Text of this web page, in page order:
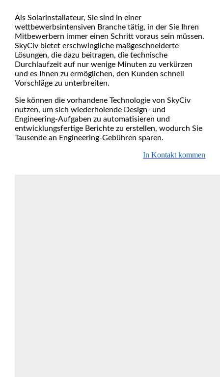
Als Solarinstallateur, Sie sind in einer
wettbewerbsintensiven Branche tätig, in der Sie Ihren
Mitbewerbern immer einen Schritt voraus sein müssen.
SkyCiv bietet erschwingliche maßgeschneiderte
Lösungen, die dazu beitragen, die technische
Durchlaufzeit auf nur wenige Minuten zu verkürzen
und es Ihnen zu ermöglichen, den Kunden schnell
Vorschläge zu unterbreiten.
Sie können die vorhandene Technologie von SkyCiv
nutzen, um sich wiederholende Design- und
Engineering-Aufgaben zu automatisieren und
entwicklungsfertige Berichte zu erstellen, wodurch Sie
Tausende an Engineering-Gebühren sparen.
In Kontakt kommen